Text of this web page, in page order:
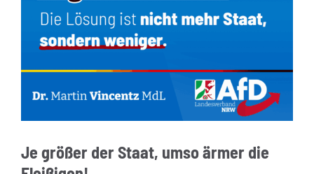
Je größer der Staat, umso ärmer die